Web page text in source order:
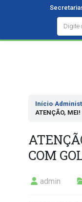
Início›
ATENÇÃO,
COM
admin